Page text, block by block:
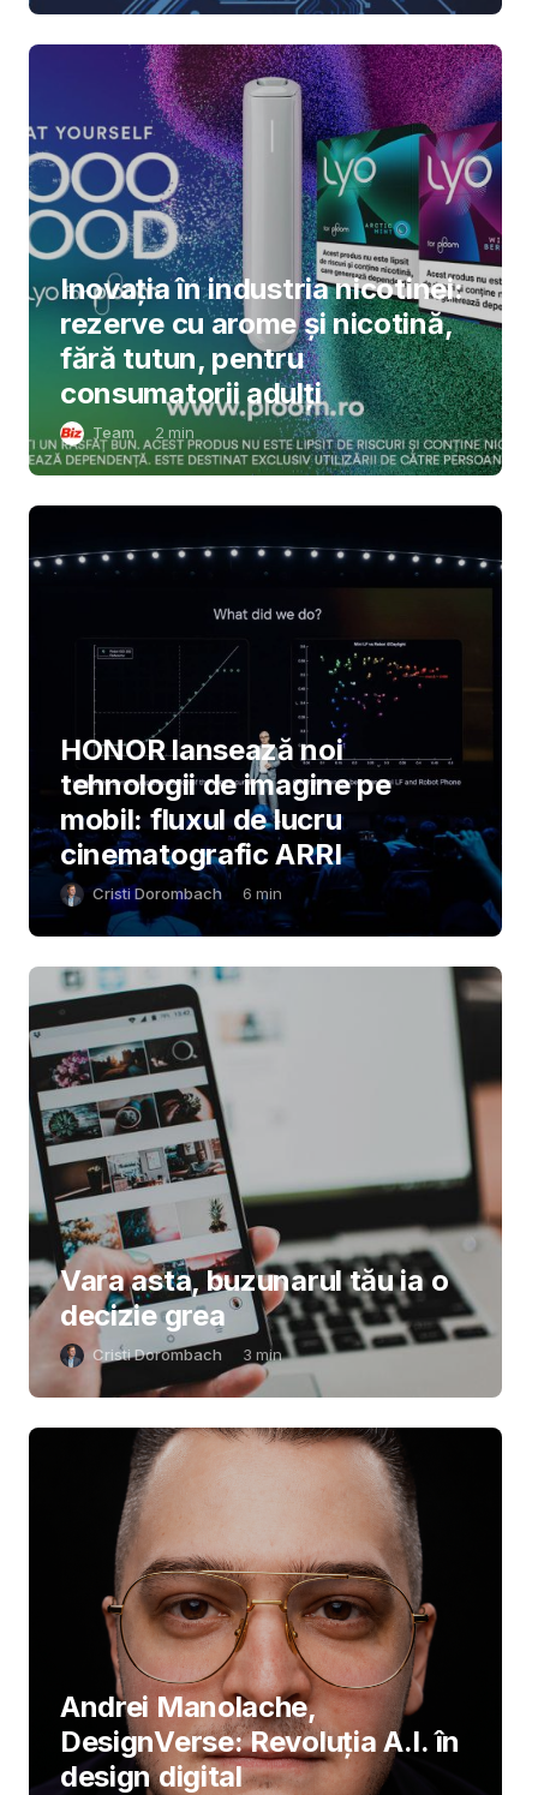
Inovația în industria nicotinei:
rezerve cu arome și nicotină,
fără tutun, pentru
consumatorii adulți
Team 2 min
HONOR lansează noi
tehnologii de imagine pe
mobil: fluxul de lucru
cinematografic ARRI
Cristi Dorombach 6 min
Vara asta, buzunarul tău ia o
decizie grea
Cristi Dorombach 3 min
Andrei Manolache,
DesignVerse: Revoluția A.I. în
design digital